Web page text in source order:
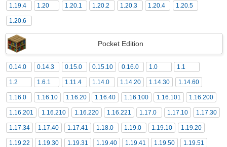
1.19.4 1.20 1.20.1 1.20.2 1.20.3 1.20.4 1.20.5
1.20.6
Pocket Edition
0.14.0 0.14.3 0.15.0 0.15.10 0.16.0 1.0 1.1
1.2 1.6.1 1.11.4 1.14.0 1.14.20 1.14.30 1.14.60
1.16.0 1.16.10 1.16.20 1.16.40 1.16.100 1.16.101 1.16.200
1.16.201 1.16.210 1.16.220 1.16.221 1.17.0 1.17.10 1.17.30
1.17.34 1.17.40 1.17.41 1.18.0 1.19.0 1.19.10 1.19.20
1.19.22 1.19.30 1.19.31 1.19.40 1.19.41 1.19.50 1.19.51